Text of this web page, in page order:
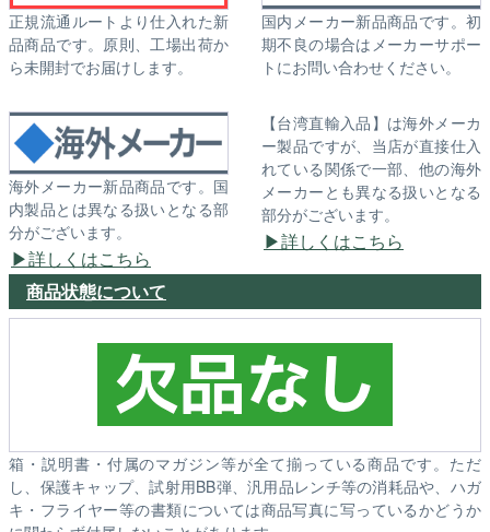
正規流通ルートより仕入れた新
品商品です。原則、工場出荷か
ら未開封でお届けします。
国内メーカー新品商品です。初
期不良の場合はメーカーサポー
トにお問い合わせください。
海外メーカー新品商品です。国
内製品とは異なる扱いとなる部
分がございます。
詳しくはこちら
【台湾直輸入品】は海外メーカ
ー製品ですが、当店が直接仕入
れている関係で一部、他の海外
メーカーとも異なる扱いとなる
部分がございます。
詳しくはこちら
商品状態について
箱・説明書・付属のマガジン等が全て揃っている商品です。ただ
し、保護キャップ、試射用BB弾、汎用品レンチ等の消耗品や、ハガ
キ・フライヤー等の書類については商品写真に写っているかどうか